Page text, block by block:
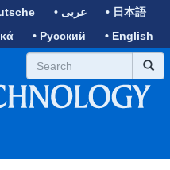
• عربى
• 日本語
• Русский • English